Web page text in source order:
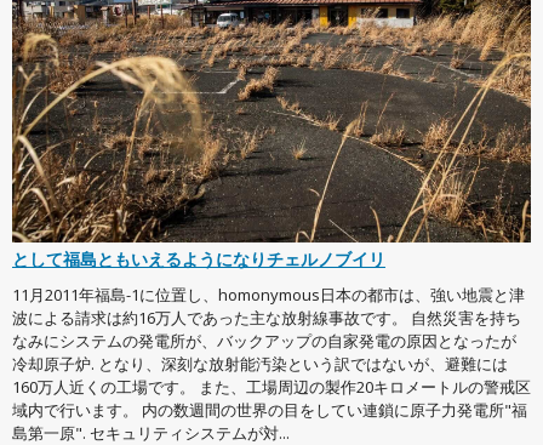
として福島ともいえるようになりチェルノブイリ
11月2011年福島-1に位置し、homonymous日本の都市は、強い地震と津
波による請求は約16万人であった主な放射線事故です。 自然災害を持ち
なみにシステムの発電所が、バックアップの自家発電の原因となったが
冷却原子炉. となり、深刻な放射能汚染という訳ではないが、避難には
160万人近くの工場です。 また、工場周辺の製作20キロメートルの警戒区
域内で行います。 内の数週間の世界の目をしてい連鎖に原子力発電所"福
島第一原". セキュリティシステムが対...